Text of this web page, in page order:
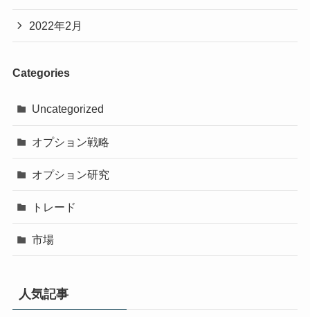
2022年2月
Categories
Uncategorized
オプション戦略
オプション研究
トレード
市場
人気記事